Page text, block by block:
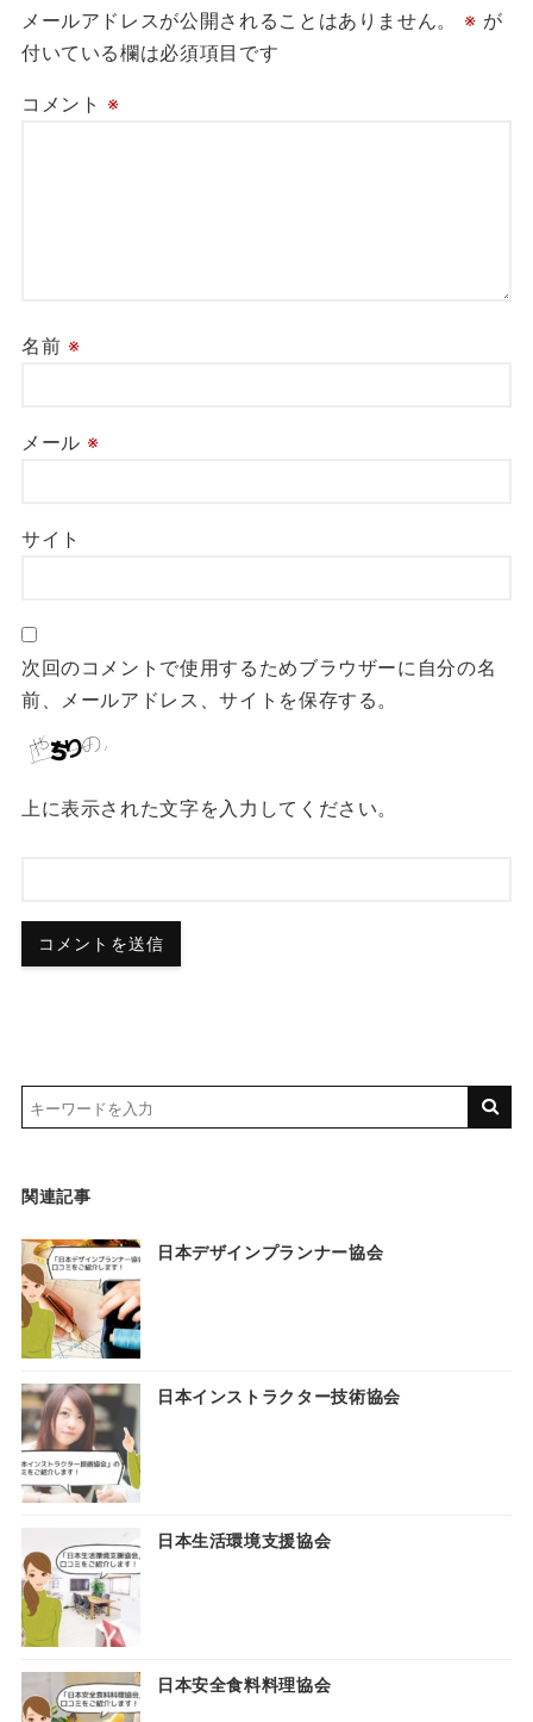
メールアドレスが公開されることはありません。 ※ が
付いている欄は必須項目です
コメント ※
名前 ※
メール ※
サイト
次回のコメントで使用するためブラウザーに自分の名
前、メールアドレス、サイトを保存する。
上に表示された文字を入力してください。
関連記事
日本デザインプランナー協会
日本インストラクター技術協会
日本生活環境支援協会
日本安全食料料理協会